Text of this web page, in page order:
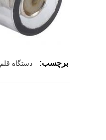
برچسب: دستگاه